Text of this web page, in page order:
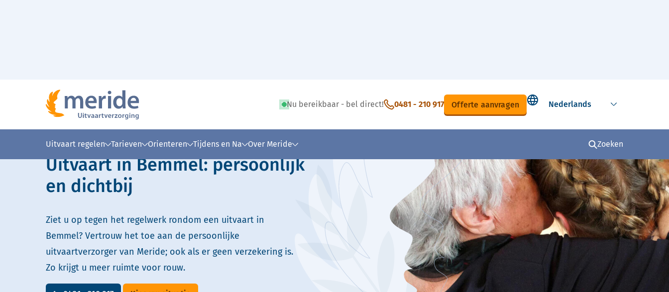
Nu bereikbaar - bel direct! 0481 - 210 917 Offerte aanvragen
Select language
Uitvaart regelen Tarieven Orienteren Tijdens en Na Over Meride Zoeken
Lees voor Uitleg woorden Simpele tekst
Uitvaart in Bemmel: persoonlijk
en dichtbij
Ziet u op tegen het regelwerk rondom een uitvaart in
Bemmel? Vertrouw het toe aan de persoonlijke
uitvaartverzorger van Meride; ook als er geen verzekering is.
Zo krijgt u meer ruimte voor rouw.